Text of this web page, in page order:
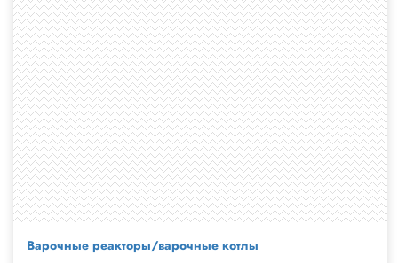
Варочные реакторы/варочные котлы